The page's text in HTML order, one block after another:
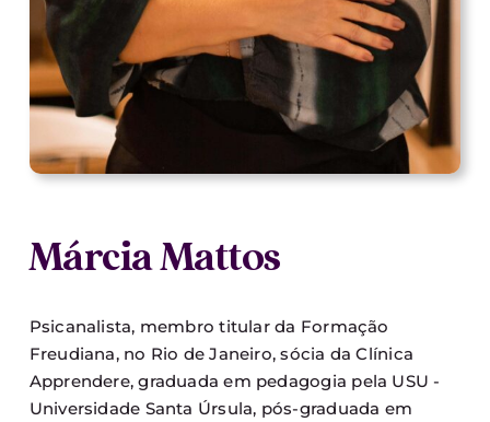
Márcia Mattos
Psicanalista, membro titular da Formação
Freudiana, no Rio de Janeiro, sócia da Clínica
Apprendere, graduada em pedagogia pela USU -
Universidade Santa Úrsula, pós-graduada em